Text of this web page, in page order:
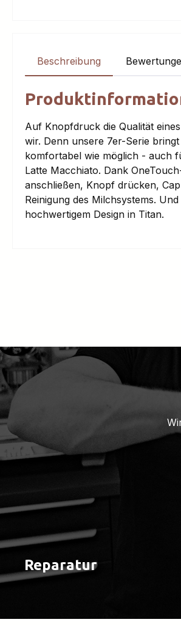
Beschreibung
Auf Knopfdruck die Qualität
wir. Denn unsere 7er-Serie
komfortabel wie möglich - auch
Latte Macchiato. Dank
anschließen, Knopf drücken,
Reinigung des Milchsystems.
hochwertigem Design in Titan.
Reparatur